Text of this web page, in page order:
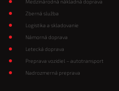
Zberná služba
Logistika a skladovanie
Námorná doprava
Letecká doprava
Preprava vozidiel – autotransport
Nadrozmerná preprava